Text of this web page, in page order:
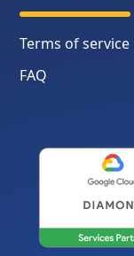
Terms of service
FAQ